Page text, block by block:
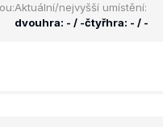
Aktuální/nejvyšší umístění:
dvouhra: - / -čtyřhra: - / -